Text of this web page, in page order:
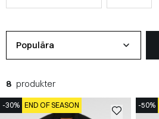
Populära
8 produkter
-30% END OF SEASON -50%